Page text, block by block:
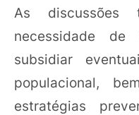
As discussões
necessidade de
subsidiar
populacional,
estratégias